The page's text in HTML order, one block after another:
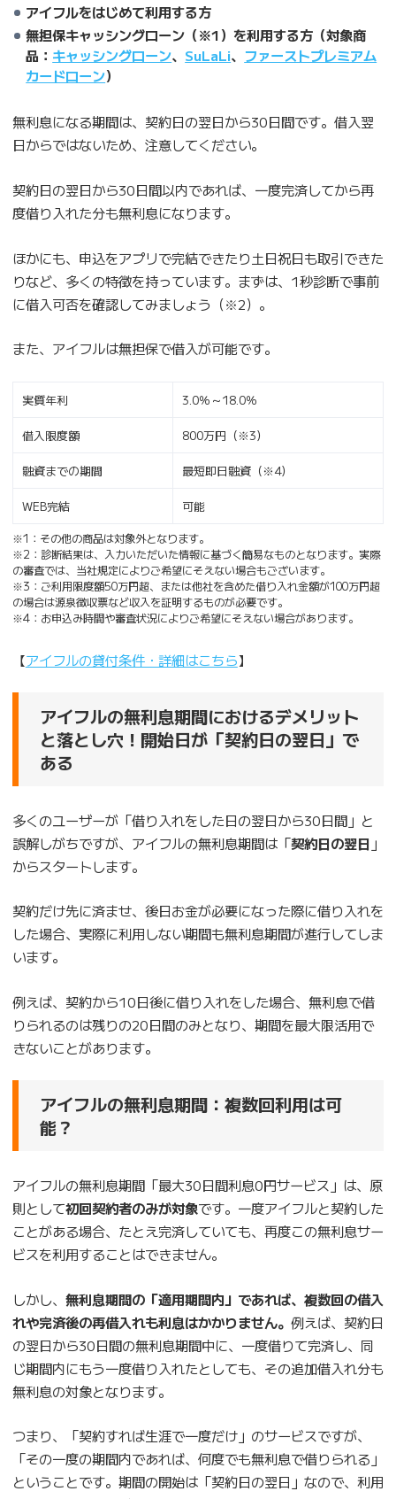
アイフルをはじめて利用する方
無担保キャッシングローン（※1）を利用する方（対象商
品： キャッシングローン、 SuLaLi、 ファーストプレミアム
カードローン）
無利息になる期間は、契約日の翌日から30日間です。借入翌
日からではないため、注意してください。
契約日の翌日から30日間以内であれば、一度完済してから再
度借り入れた分も無利息になります。
ほかにも、申込をアプリで完結できたり土日祝日も取引できた
りなど、多くの特徴を持っています。まずは、1秒診断で事前
に借入可否を確認してみましょう（※2）。
また、アイフルは無担保で借入が可能です。
実質年利 3.0％～18.0％
借入限度額 800万円（※3）
融資までの期間 最短即日融資（※4）
WEB完結 可能
※1：その他の商品は対象外となります。
※2：診断結果は、入力いただいた情報に基づく簡易なものとなります。実際
の審査では、当社規定によりご希望にそえない場合もございます。
※3：ご利用限度額50万円超、または他社を含めた借り入れ金額が100万円超
の場合は源泉徴収票など収入を証明するものが必要です。
※4：お申込み時間や審査状況によりご希望にそえない場合があります。
【アイフルの貸付条件・詳細はこちら】
アイフルの無利息期間におけるデメリット
と落とし穴！ 開始日が「契約日の翌日」で
ある
多くのユーザーが「借り入れをした日の翌日から30日間」と
誤解しがちですが、アイフルの無利息期間は「契約日の翌日 」
からスタートします。
契約だけ先に済ませ、後日お金が必要になった際に借り入れを
した場合、実際に利用しない期間も無利息期間が進行してしま
います。
例えば、契約から10日後に借り入れをした場合、無利息で借
りられるのは残りの20日間のみとなり、期間を最大限活用で
きないことがあります。
アイフルの無利息期間：複数回利用は可
能？
アイフルの無利息期間「最大30日間利息0円サービス」は、原
則として初回契約者のみが対象です。一度アイフルと契約した
ことがある場合、たとえ完済していても、再度この無利息サー
ビスを利用することはできません。
しかし、 無利息期間の「適用期間内」であれば、複数回の借入
れや完済後の再借入れも利息はかかりません。 例えば、契約日
の翌日から30日間の無利息期間中に、一度借りて完済し、同
じ期間内にもう一度借り入れたとしても、その追加借入れ分も
無利息の対象となります。
つまり、「契約すれば生涯で一度だけ」のサービスですが、
「その一度の期間内であれば、何度でも無利息で借りられる」
ということです。期間の開始は「契約日の翌日」なので、利用